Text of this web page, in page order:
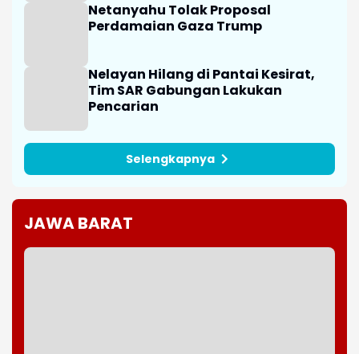
Netanyahu Tolak Proposal
Perdamaian Gaza Trump
Nelayan Hilang di Pantai Kesirat,
Tim SAR Gabungan Lakukan
Pencarian
Selengkapnya
JAWA BARAT